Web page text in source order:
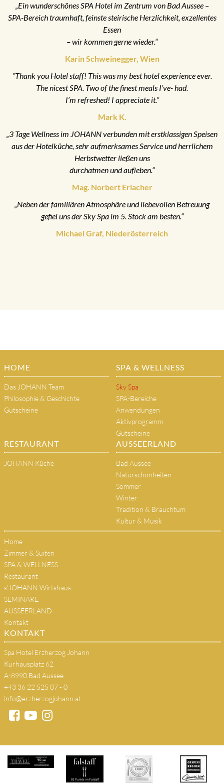
„Ein wunderschönes SPA Hotel im Zentrum von Bad Aussee –
SPA-Bereich traumhaft, feinste steirische Herzlichkeit, exzellentes
Essen
– wir kommen gerne wieder.“
Karin Schweinegger, Wien
“Thank you Hotel staff! This was my best hotel experience ever.
The nicest SPA. Two of the finest meals I’ve- had.
I’m refreshed! I appreciate it.“
Mark K.
„3 Tage Wellness im JOHANN verbunden mit erstklassigen Speisen
aus der Hotelküche, sehr aufmerksames Service und herrlichem
Herbstwetter ließen uns
durchatmen und aufleben.“
Mag. Norbert Erlacher
„Neben der familiären Atmosphäre und liebevollen Betreuung
gefiel uns der Sky Spa im 5. Stock am besten.“
Michael Graf, Niederösterreich
HOME
Das JOHANN Team
Philosophie & Geschichte
Gutscheine
SPA & WELLNESS
Sky Spa
SPA-Bereiche
Anwendungen
Aktivprogramm
Gutscheine
RESTAURANT
JOHANN Küche
AUSSEERLAND
Bad Aussee
Naturschönheiten
Sommer
Winter
Tradition & Brauchtum
Kultur & Musik
Home
Zimmer & Suiten
SPA & WELLNESS
Restaurant
s'JOHANN Wirtshaus
SEMINARE
AUSSEERLAND
Kontakt
KONTAKT
Spa Hotel Erzherzog Johann
Kurhausplatz 62
A-8990 Bad Aussee
+43 36 22 525 07 - 0
info@erzherzogjohann.at